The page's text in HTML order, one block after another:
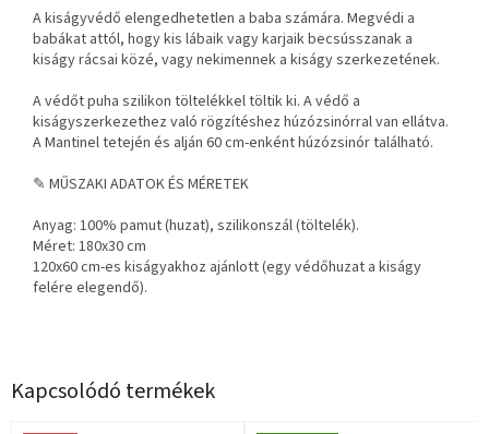
Kapcsolódó termékek
A kiságyvédő elengedhetetlen a baba számára. Megvédi a
babákat attól, hogy kis lábaik vagy karjaik becsússzanak a
kiságy rácsai közé, vagy nekimennek a kiságy szerkezetének.
A védőt puha szilikon töltelékkel töltik ki. A védő a
kiságyszerkezethez való rögzítéshez húzózsinórral van ellátva.
A Mantinel tetején és alján 60 cm-enként húzózsinór található.
✎ MŰSZAKI ADATOK ÉS MÉRETEK
Anyag: 100% pamut (huzat), szilikonszál (töltelék).
Méret: 180x30 cm
120x60 cm-es kiságyakhoz ajánlott (egy védőhuzat a kiságy
felére elegendő).